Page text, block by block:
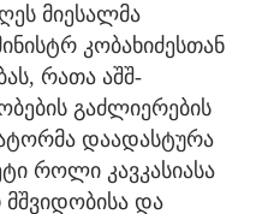
მიესალმა
კობახიძესთან
რათა აშშ-
გაძლიერების
დაადასტურა
როლი კავკასიასა
და